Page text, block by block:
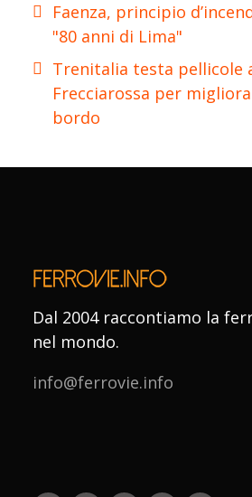
Faenza, principio
"80 anni di Lima"
Trenitalia testa pellicole
Frecciarossa per
bordo
Dal 2004 raccontiamo la
nel mondo.
info@ferrovie.info